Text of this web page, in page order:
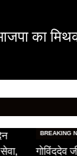
का
BREAKING
गोविंददेव